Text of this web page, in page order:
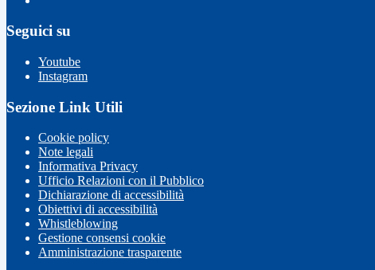
Seguici su
Youtube
Instagram
Sezione Link Utili
Cookie policy
Note legali
Informativa Privacy
Ufficio Relazioni con il Pubblico
Dichiarazione di accessibilità
Obiettivi di accessibilità
Whistleblowing
Gestione consensi cookie
Amministrazione trasparente